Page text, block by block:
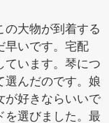
の大物が到着する
早いです。宅配
ています。琴につ
選んだのです。娘
が好きならいいで
を選びました。最